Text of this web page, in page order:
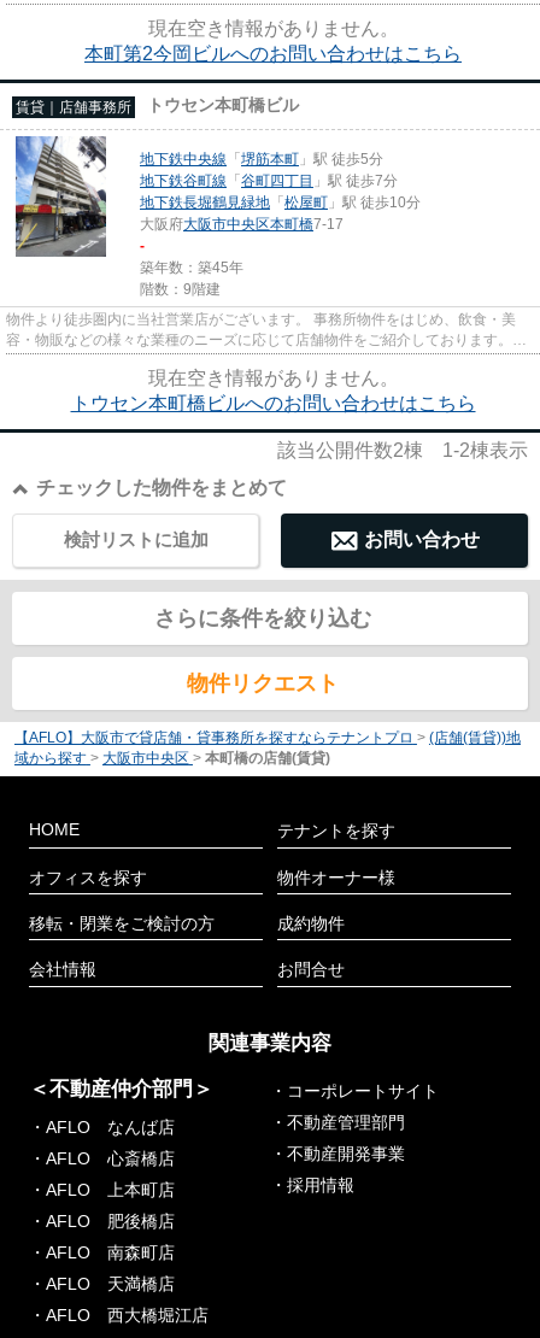
なスタッフがご対応させて...
現在空き情報がありません。
本町第2今岡ビルへのお問い合わせはこちら
賃貸｜店舗事務所 トウセン本町橋ビル
地下鉄中央線 「堺筋本町 」駅 徒歩5分
地下鉄谷町線 「谷町四丁目 」駅 徒歩7分
地下鉄長堀鶴見緑地 「松屋町 」駅 徒歩10分
大阪府大阪市中央区本町橋7-17
-
築年数：築45年
階数：9階建
物件より徒歩圏内に当社営業店がございます。 事務所物件をはじめ、飲食・美
容・物販などの様々な業種のニーズに応じて店舗物件をご紹介しております。
尚、弊社ではおとり広告は一切...
現在空き情報がありません。
トウセン本町橋ビルへのお問い合わせはこちら
該当公開件数2棟 1-2棟表示
チェックした物件をまとめて
お問い合わせ
検討リストに追加
さらに条件を絞り込む
物件リクエスト
【AFLO】大阪市で貸店舗・貸事務所を探すならテナントプロ > (店舗(賃貸))地
域から探す > 大阪市中央区 > 本町橋の店舗(賃貸)
HOME
オフィスを探す
移転・閉業をご検討の方
会社情報
テナントを探す
物件オーナー様
成約物件
お問合せ
関連事業内容
＜不動産仲介部門＞
・AFLO なんば店
・AFLO 心斎橋店
・AFLO 上本町店
・AFLO 肥後橋店
・AFLO 南森町店
・AFLO 天満橋店
・AFLO 西大橋堀江店
・コーポレートサイト
・不動産管理部門
・不動産開発事業
・採用情報